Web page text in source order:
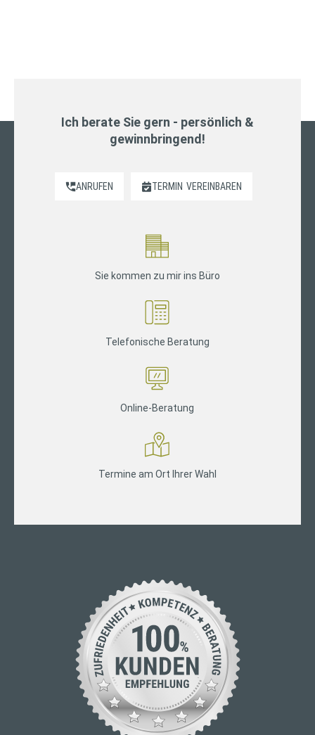
Ich berate Sie gern - persönlich &
gewinnbringend!
ANRUFEN TERMIN VEREINBAREN
Sie kommen zu mir ins Büro
Telefonische Beratung
Online-Beratung
Termine am Ort Ihrer Wahl